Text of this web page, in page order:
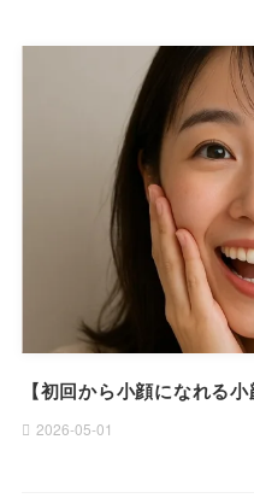
【初回から小顔になれる
2026-05-01